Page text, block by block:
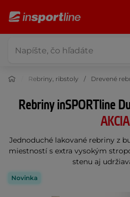
Rebriny, ribstoly Drevené
Rebriny inSPORTline
AKCIA
Jednoduché lakované rebriny z
miestností s extra vysokým
stenu aj
Novinka